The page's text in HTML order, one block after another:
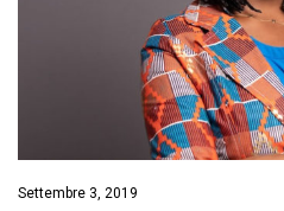
Settembre 3, 2019